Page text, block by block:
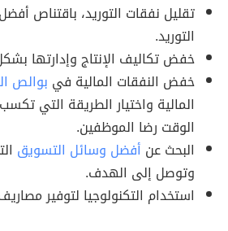
تقليل نفقات التوريد، باقتناص
التوريد.
خفض تكاليف الإنتاج وإدارتها
خفض النفقات المالية في بوالص
المالية واختيار الطريقة التي
الوقت رضا الموظفين.
البحث عن أفضل وسائل التسويق
وتوصل إلى الهدف.
استخدام التكنولوجيا لتوفير